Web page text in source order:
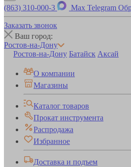
(863) 310-000-3 Max Telegram
Заказать звонок
Ваш город:
Ростов-на-Дону
Ростов-на-Дону Батайск Аксай
О компании
Магазины
Каталог товаров
Прокат инструмента
Распродажа
Избранное
Доставка и подъем